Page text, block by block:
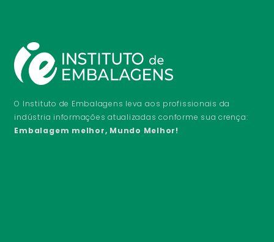
O Instituto de Embalagens leva aos profissionais da
indústria informações atualizadas conforme sua crença:
Embalagem melhor, Mundo Melhor!